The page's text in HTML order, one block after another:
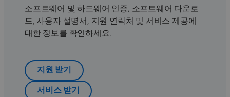
소프트웨어 및 하드웨어 인증, 소프트웨어 다운로
드, 사용자 설명서, 지원 연락처 및 서비스 제공에
대한 정보를 확인하세요.
지원 받기
서비스 받기